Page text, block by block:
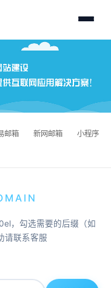
邮箱 新网邮箱 小程序开
，勾选需要的后缀（如
请联系客服